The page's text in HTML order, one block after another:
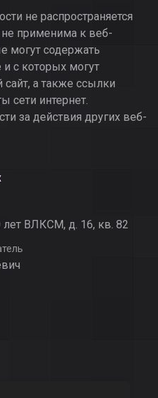
не распространяется
не применима к веб-
могут содержать
с которых могут
а также ссылки
сети интернет.
за действия других веб-
лет ВЛКСМ, д. 16, кв. 82